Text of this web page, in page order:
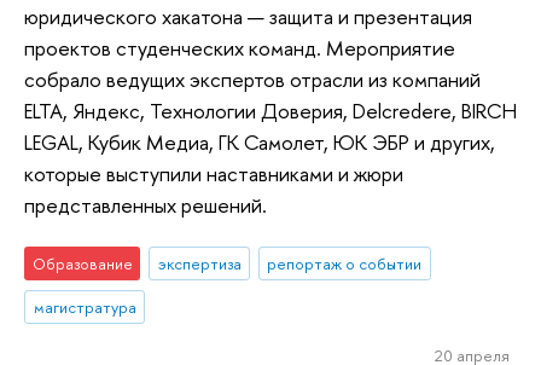
юридического хакатона — защита и презентация
проектов студенческих команд. Мероприятие
собрало ведущих экспертов отрасли из компаний
ELTA, Яндекс, Технологии Доверия, Delcredere, BIRCH
LEGAL, Кубик Медиа, ГК Самолет, ЮК ЭБР и других,
которые выступили наставниками и жюри
представленных решений.
Образование экспертиза
репортаж о событии
магистратура
20 апреля